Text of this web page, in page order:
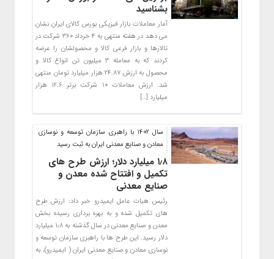
بشناسید
آمار معاملات بازار فیزیکی بورس کالای ایران نشان
می دهد در هفته منتهی به ۴ خرداد ۳۶۰ شرکت در
تالارها و بازار فرعی کالا و محصولشان را عرضه
کردند که به معامله ۳ میلیون تن انواع کالا و
محصول به ارزش ۲۴.۸۷ هزار میلیارد تومان منتهی
شد. ارزش معاملات ۱۰ شرکت برتر ۱۲.۶ هزار
میلیارد […]
سال 1402 با راهبری سازمان توسعه و نوسازی
معادن و صنایع معدنی ایران به ثبت رسید
۱٫۸ میلیارد دلار؛ ارزش طرح های
تکمیل و افتتاح شده معدن و
صنایع معدنی
رئیس هیات عامل ایمیدرو خبر داد: ارزش طرح
های تکمیل شده و به بهره برداری رسیده بخش
معدن و صنایع معدنی در سال گذشته به ۱٫۸ میلیارد
دلار رسید. این طرح ها با راهبری سازمان توسعه و
نوسازی معادن و صنایع معدنی ایران ( ایمیدرو)، به